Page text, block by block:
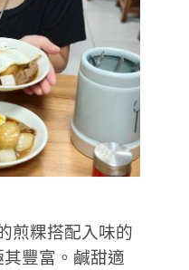
煎粿搭配入味的
豐富。鹹甜適